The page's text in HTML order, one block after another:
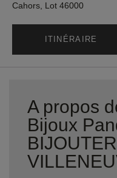
Cahors, Lot 46000
ITINÉRAIRE
A propos
Bijoux